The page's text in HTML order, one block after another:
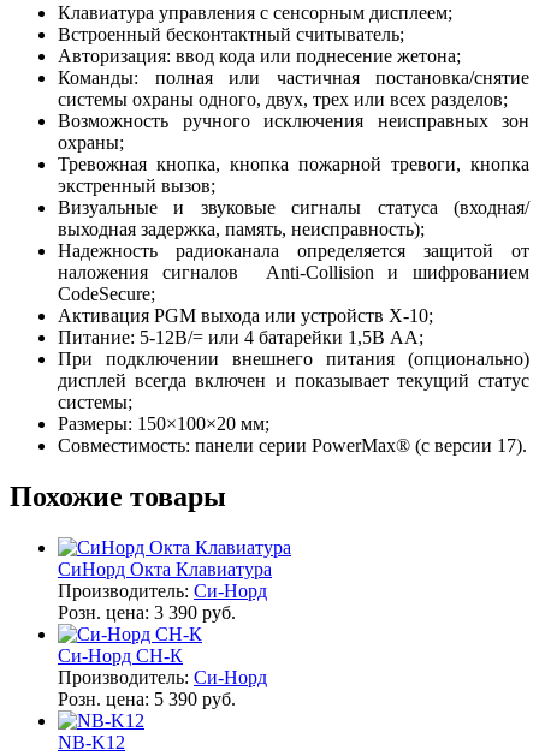
Клавиатура управления с сенсорным дисплеем;
Встроенный бесконтактный считыватель;
Авторизация: ввод кода или поднесение жетона;
Команды: полная или частичная постановка/снятие
системы охраны одного, двух, трех или всех разделов;
Возможность ручного исключения неисправных зон
охраны;
Тревожная кнопка, кнопка пожарной тревоги, кнопка
экстренный вызов;
Визуальные и звуковые сигналы статуса (входная/
выходная задержка, память, неисправность);
Надежность радиоканала определяется защитой от
наложения сигналов Anti-Collision и шифрованием
CodeSecure;
Активация PGM выхода или устройств Х-10;
Питание: 5-12В/= или 4 батарейки 1,5В АА;
При подключении внешнего питания (опционально)
дисплей всегда включен и показывает текущий статус
системы;
Размеры: 150×100×20 мм;
Совместимость: панели серии PowerMax® (с версии 17).
Похожие товары
СиНорд Окта Клавиатура
Производитель: Си-Норд
Розн. цена: 3 390 руб.
Си-Норд СН-К
Производитель: Си-Норд
Розн. цена: 5 390 руб.
NB-K12